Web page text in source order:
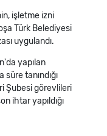
işletme izni
Türk Belediyesi
uygulandı.
yapılan
tanındığı
Şubesi görevlileri
ihtar yapıldığı